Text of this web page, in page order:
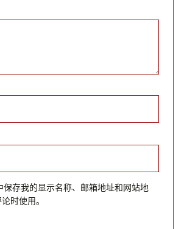
保存我的显示名称、邮箱地址和网站地
时使用。